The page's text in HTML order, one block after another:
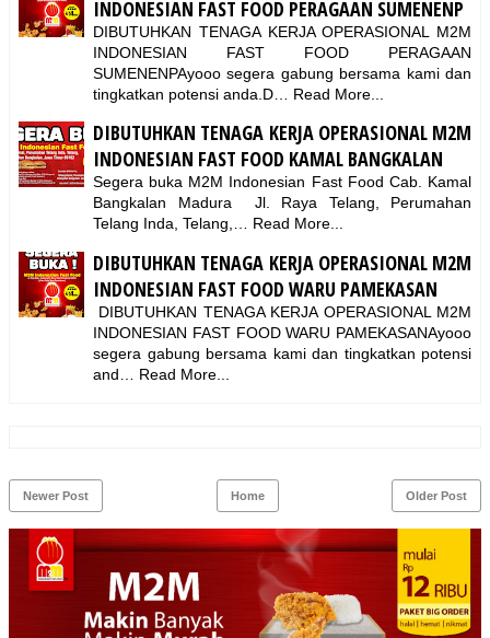
INDONESIAN FAST FOOD PERAGAAN SUMENENP
DIBUTUHKAN TENAGA KERJA OPERASIONAL M2M
INDONESIAN FAST FOOD PERAGAAN
SUMENENPAyooo segera gabung bersama kami dan
tingkatkan potensi anda.D…
Read More...
DIBUTUHKAN TENAGA KERJA OPERASIONAL M2M
INDONESIAN FAST FOOD KAMAL BANGKALAN
Segera buka M2M Indonesian Fast Food Cab. Kamal
Bangkalan Madura Jl. Raya Telang, Perumahan
Telang Inda, Telang,…
Read More...
DIBUTUHKAN TENAGA KERJA OPERASIONAL M2M
INDONESIAN FAST FOOD WARU PAMEKASAN
DIBUTUHKAN TENAGA KERJA OPERASIONAL M2M
INDONESIAN FAST FOOD WARU PAMEKASANAyooo
segera gabung bersama kami dan tingkatkan potensi
and…
Read More...
Newer Post Older Post
Home